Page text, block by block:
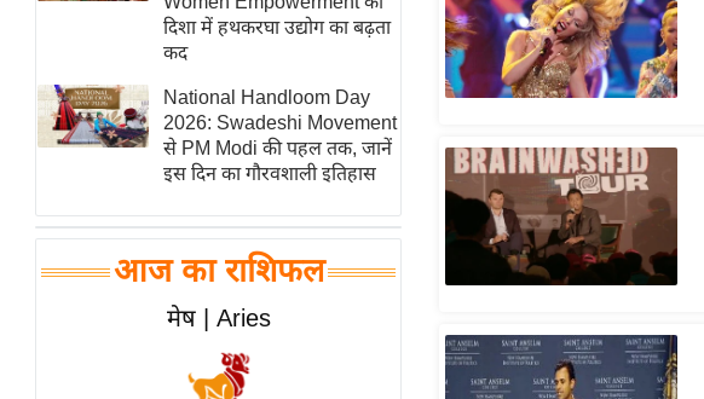
शख्सियत
यंग इंडिया
साहित्य जगत
ऑटो वर्ल्ड
न्यूज ब्रीफ
बॉलीवुड
हॉलीवुड
फिल्म समीक्षा
दिशा में हथकरघा उद्योग का बढ़ता
कद
National Handloom Day
2026: Swadeshi Movement
से PM Modi की पहल तक, जानें
इस दिन का गौरवशाली इतिहास
आज का राशिफल
मेष | Aries